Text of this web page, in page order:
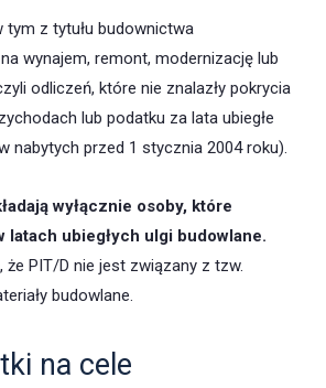
tym z tytułu budownictwa
wynajem, remont, modernizację lub
odliczeń, które nie znalazły pokrycia
lub podatku za lata ubiegłe
nabytych przed 1 stycznia 2004 roku).
wyłącznie osoby, które
latach ubiegłych ulgi budowlane.
że PIT/D nie jest związany z tzw.
budowlane.
na cele